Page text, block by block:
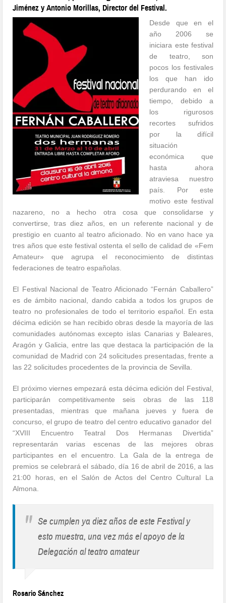
Jiménez y Antonio Morillas, Director del Festival.
Desde que en el
año 2006 se
iniciara este festival
de teatro, son
pocos los festivales
los que han ido
perdurando en el
tiempo, debido a
los rigurosos
recortes sufridos
por la difícil
situación
económica que
hasta ahora
atraviesa nuestro
país. Por este
motivo este festival
nazareno, no a hecho otra cosa que consolidarse y
convertirse, tras diez años, en un referente nacional y de
prestigio en cuanto al teatro aficionado. No en vano hace ya
tres años que este festival ostenta el sello de calidad de «Fem
Amateur» que agrupa el reconocimiento de distintas
federaciones de teatro españolas.
El Festival Nacional de Teatro Aficionado “Fernán Caballero”
es de ámbito nacional, dando cabida a todos los grupos de
teatro no profesionales de todo el territorio español. En esta
décima edición se han recibido obras desde la mayoría de las
comunidades autónomas excepto islas Canarias y Baleares,
Aragón y Galicia, entre las que destaca la participación de la
comunidad de Madrid con 24 solicitudes presentadas, frente a
las 22 solicitudes procedentes de la provincia de Sevilla.
El próximo viernes empezará esta décima edición del Festival,
participarán competitivamente seis obras de las 118
presentadas, mientras que mañana jueves y fuera de
concurso, el grupo de teatro del centro educativo ganador del
“XVIII Encuentro Teatral Dos Hermanas Divertida”
representarán varias escenas de las mejores obras
participantes en el encuentro. La Gala de la entrega de
premios se celebrará el sábado, día 16 de abril de 2016, a las
21:00 horas, en el Salón de Actos del Centro Cultural La
Almona.
" Se cumplen ya diez años de este Festival y
esto muestra, una vez más el apoyo de la
Delegación al teatro amateur
Rosario Sánchez